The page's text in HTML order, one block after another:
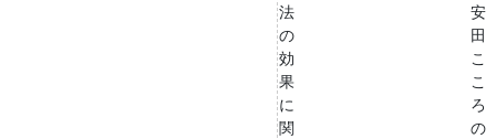
法
の
効
果
に
関
安
田
こ
こ
ろ
の